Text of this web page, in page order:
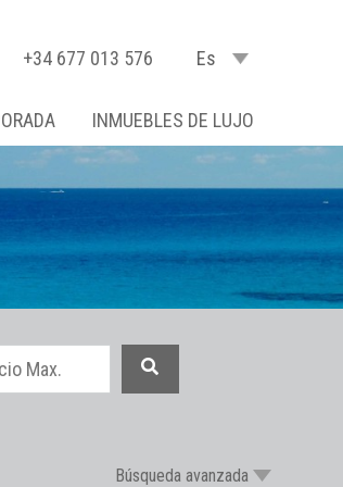
+34 677 013 576 Es
INMUEBLES DE LUJO
Búsqueda avanzada